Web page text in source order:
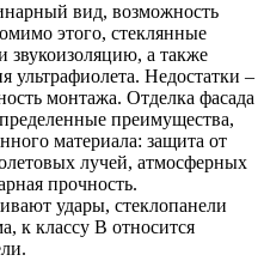
вид, возможность
этого, стеклянные
а также
ультрафиолета. Недостатки –
монтажа. Отделка фасада
преимущества,
материала: защита от
лучей, атмосферных
прочность.
удары, стеклопанели
к классу В относится